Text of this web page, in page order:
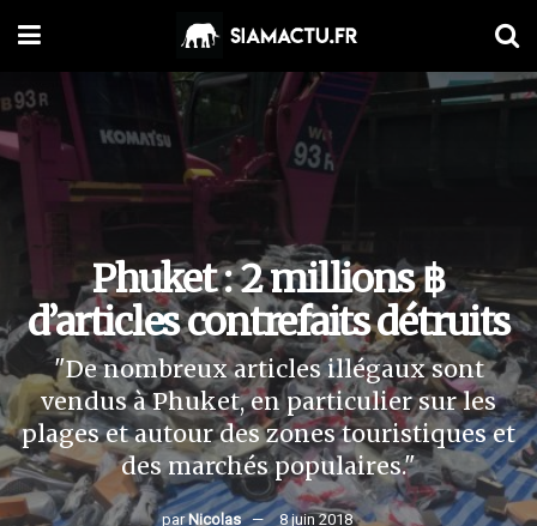
Phuket : 2 millions ฿
d’articles contrefaits détruits
"De nombreux articles illégaux sont
vendus à Phuket, en particulier sur les
plages et autour des zones touristiques et
des marchés populaires."
par Nicolas 8 juin 2018